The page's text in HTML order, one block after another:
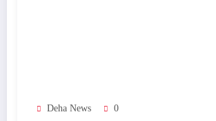
Deha News 0